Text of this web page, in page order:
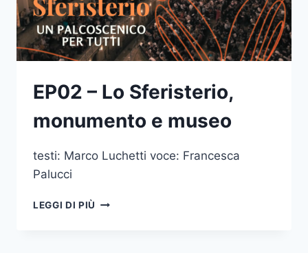
EP02 – Lo Sferisterio,
monumento e museo
testi: Marco Luchetti voce: Francesca
Palucci
LEGGI DI PIÙ EP02